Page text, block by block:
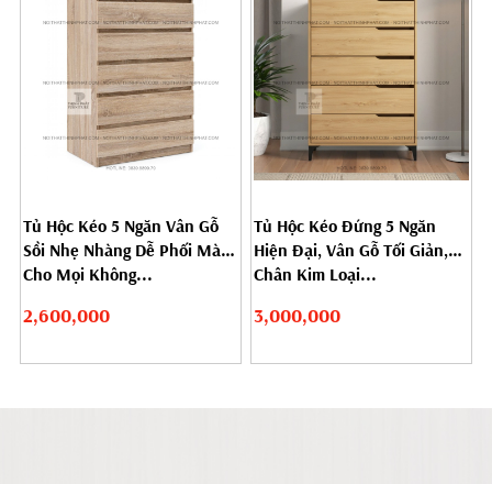
Tủ Hộc Kéo 5 Ngăn Vân Gỗ
Sồi Nhẹ Nhàng Dễ Phối Màu
Cho Mọi Không...
2,600,000
Tủ Hộc Kéo Đứng 5 Ngăn
Hiện Đại, Vân Gỗ Tối Giản,
Chân Kim Loại...
3,000,000